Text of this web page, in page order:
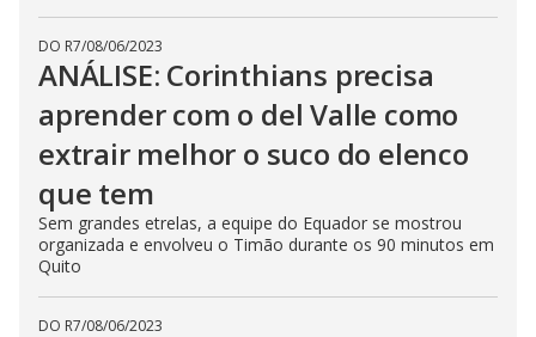
DO R7/08/06/2023
ANÁLISE: Corinthians precisa
aprender com o del Valle como
extrair melhor o suco do elenco
que tem
Sem grandes etrelas, a equipe do Equador se mostrou
organizada e envolveu o Timão durante os 90 minutos em
Quito
DO R7/08/06/2023